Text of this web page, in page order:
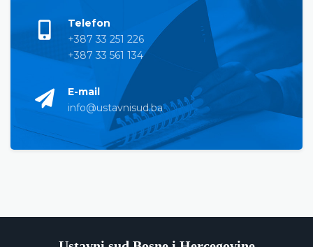
Telefon
+387 33 251 226
+387 33 561 134
E-mail
info@ustavnisud.ba